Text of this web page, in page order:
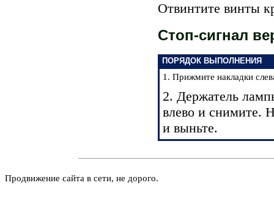
Отвинтите винты
Стоп-сигнал
ПОРЯДОК ВЫПОЛНЕНИЯ
1. Прижмите накладки
2. Держатель
влево и снимите.
и выньте.
Продвижение сайта в сети, не дорого.